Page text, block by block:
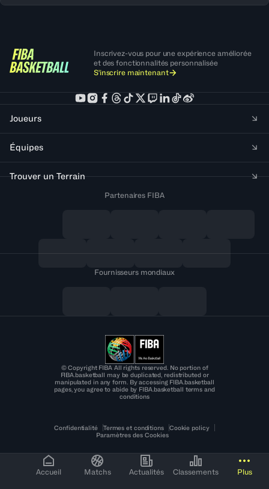
Accueil Matchs Actualités Classements Plus
Inscrivez-vous pour une expérience améliorée
et des fonctionnalités personnalisée
S'inscrire maintenant
Joueurs
Équipes
Trouver un Terrain
Partenaires FIBA
Fournisseurs mondiaux
© Copyright FIBA All rights reserved. No portion of
FIBA.basketball may be duplicated, redistributed or
manipulated in any form. By accessing FIBA.basketball
pages, you agree to abide by FIBA.basketball terms and
conditions
Confidentialité Termes et conditions
Cookie policy
Paramètres des Cookies